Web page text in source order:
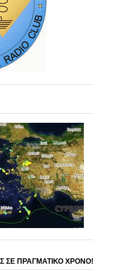
ΣΕ ΠΡΑΓΜΑΤΙΚΟ ΧΡΟΝΟ!